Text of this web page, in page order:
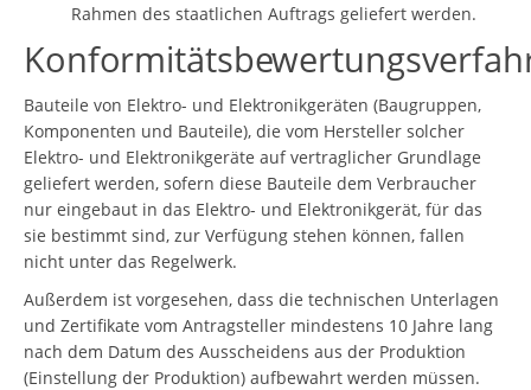
Rahmen des staatlichen Auftrags geliefert werden.
Bauteile von Elektro- und Elektronikgeräten (Baugruppen,
Komponenten und Bauteile), die vom Hersteller solcher
Elektro- und Elektronikgeräte auf vertraglicher Grundlage
geliefert werden, sofern diese Bauteile dem Verbraucher
nur eingebaut in das Elektro- und Elektronikgerät, für das
sie bestimmt sind, zur Verfügung stehen können, fallen
nicht unter das Regelwerk.
Außerdem ist vorgesehen, dass die technischen Unterlagen
und Zertifikate vom Antragsteller mindestens 10 Jahre lang
nach dem Datum des Ausscheidens aus der Produktion
(Einstellung der Produktion) aufbewahrt werden müssen.